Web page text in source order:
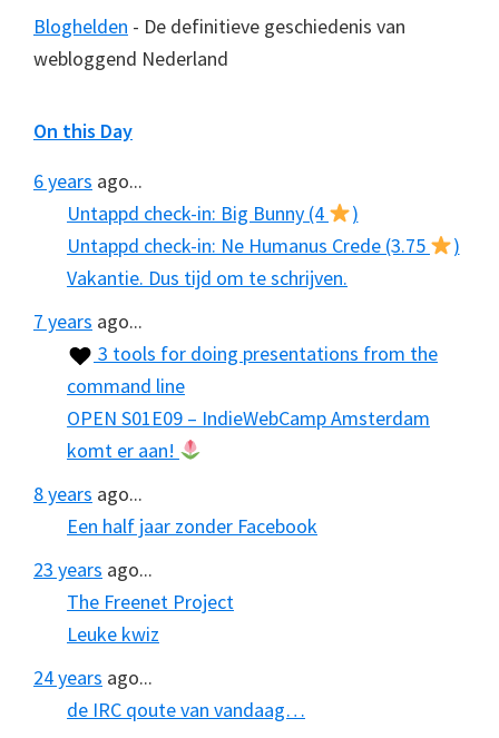
Bloghelden - De definitieve geschiedenis van
webloggend Nederland
On this Day
6 years ago...
Untappd check-in: Big Bunny (4
)
Untappd check-in: Ne Humanus Crede (3.75
)
Vakantie. Dus tijd om te schrijven.
7 years ago...
3 tools for doing presentations from the
command line
OPEN S01E09 – IndieWebCamp Amsterdam
komt er aan!
8 years ago...
Een half jaar zonder Facebook
23 years ago...
The Freenet Project
Leuke kwiz
24 years ago...
de IRC qoute van vandaag…